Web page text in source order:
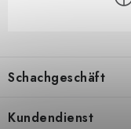
ß
z
Schachgeschäft
Kundendienst